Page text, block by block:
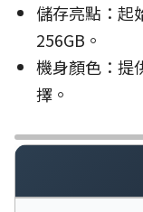
儲存亮點：起
256GB。
機身顏色：提
擇。